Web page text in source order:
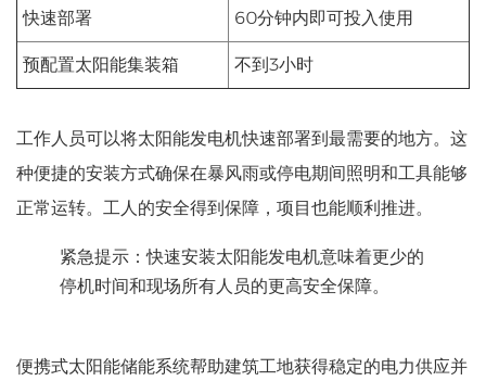
快速部署 60分钟内即可投入使用
预配置太阳能集装箱 不到3小时
工作人员可以将太阳能发电机快速部署到最需要的地方。这
种便捷的安装方式确保在暴风雨或停电期间照明和工具能够
正常运转。工人的安全得到保障，项目也能顺利推进。
紧急提示：快速安装太阳能发电机意味着更少的
停机时间和现场所有人员的更高安全保障。
便携式太阳能储能系统帮助建筑工地获得稳定的电力供应并